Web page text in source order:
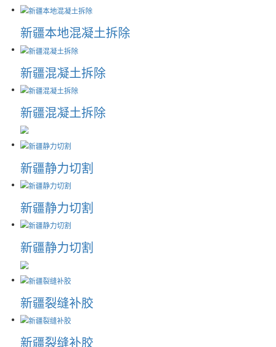
新疆本地混凝土拆除
新疆混凝土拆除
新疆混凝土拆除
新疆静力切割
新疆静力切割
新疆静力切割
新疆裂缝补胶
新疆裂缝补胶